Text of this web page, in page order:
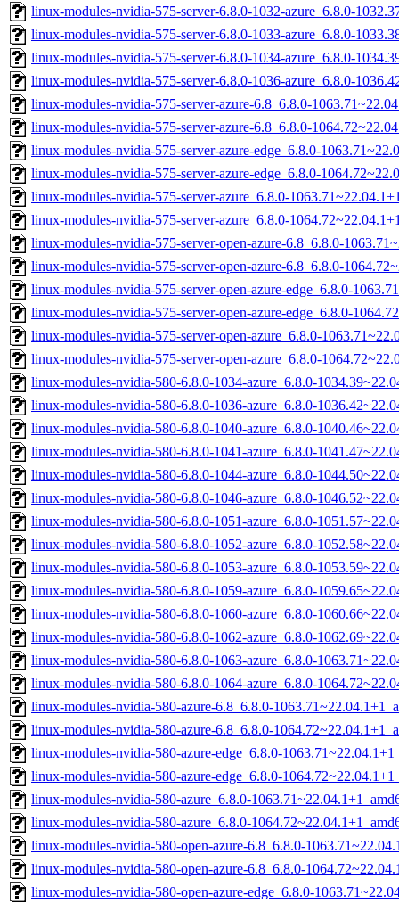
linux-modules-nvidia-575-server-6.8.0-1032-azure_6.8.0-
linux-modules-nvidia-575-server-6.8.0-1033-azure_6.8.0-
linux-modules-nvidia-575-server-6.8.0-1034-azure_6.8.0-
linux-modules-nvidia-575-server-6.8.0-1036-azure_6.8.0-
linux-modules-nvidia-575-server-azure-6.8_6.8.0-
linux-modules-nvidia-575-server-azure-6.8_6.8.0-
linux-modules-nvidia-575-server-azure-edge_6.8.0-
linux-modules-nvidia-575-server-azure-edge_6.8.0-
linux-modules-nvidia-575-server-azure_6.8.0-
linux-modules-nvidia-575-server-azure_6.8.0-
linux-modules-nvidia-575-server-open-azure-6.8_6.8.0-
linux-modules-nvidia-575-server-open-azure-6.8_6.8.0-
linux-modules-nvidia-575-server-open-azure-edge_6.8.0-
linux-modules-nvidia-575-server-open-azure-edge_6.8.0-
linux-modules-nvidia-575-server-open-azure_6.8.0-
linux-modules-nvidia-575-server-open-azure_6.8.0-
linux-modules-nvidia-580-6.8.0-1034-azure_6.8.0-
linux-modules-nvidia-580-6.8.0-1036-azure_6.8.0-
linux-modules-nvidia-580-6.8.0-1040-azure_6.8.0-
linux-modules-nvidia-580-6.8.0-1041-azure_6.8.0-
linux-modules-nvidia-580-6.8.0-1044-azure_6.8.0-
linux-modules-nvidia-580-6.8.0-1046-azure_6.8.0-
linux-modules-nvidia-580-6.8.0-1051-azure_6.8.0-
linux-modules-nvidia-580-6.8.0-1052-azure_6.8.0-
linux-modules-nvidia-580-6.8.0-1053-azure_6.8.0-
linux-modules-nvidia-580-6.8.0-1059-azure_6.8.0-
linux-modules-nvidia-580-6.8.0-1060-azure_6.8.0-
linux-modules-nvidia-580-6.8.0-1062-azure_6.8.0-
linux-modules-nvidia-580-6.8.0-1063-azure_6.8.0-
linux-modules-nvidia-580-6.8.0-1064-azure_6.8.0-
linux-modules-nvidia-580-azure-6.8_6.8.0-
linux-modules-nvidia-580-azure-6.8_6.8.0-
linux-modules-nvidia-580-azure-edge_6.8.0-
linux-modules-nvidia-580-azure-edge_6.8.0-
linux-modules-nvidia-580-azure_6.8.0-
linux-modules-nvidia-580-azure_6.8.0-
linux-modules-nvidia-580-open-azure-6.8_6.8.0-
linux-modules-nvidia-580-open-azure-6.8_6.8.0-
linux-modules-nvidia-580-open-azure-edge_6.8.0-